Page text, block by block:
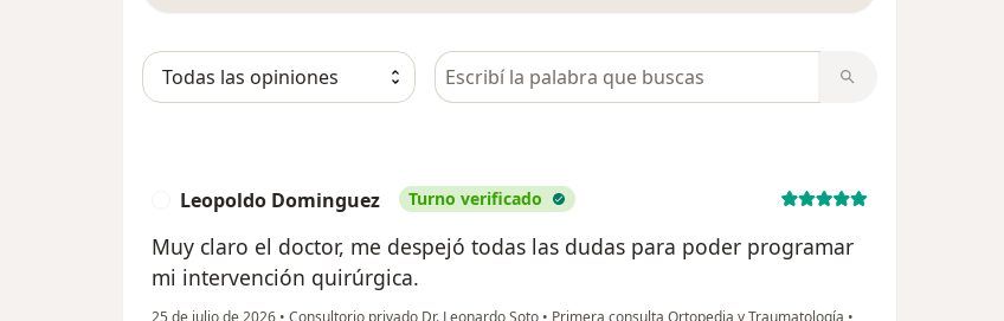
Busca en opiniones
Leopoldo Dominguez Turno verificado
Muy claro el doctor, me despejó todas las dudas para poder programar
mi intervención quirúrgica.
25 de julio de 2026 • Consultorio privado Dr. Leonardo Soto • Primera consulta Ortopedia y Traumatología •